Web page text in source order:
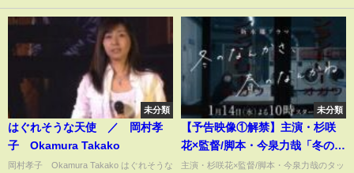
未分類
はぐれそうな天使 ／ 岡村孝
子 Okamura Takako
岡村孝子 Okamura Takako はぐれそうな
未分類
【予告映像①解禁】主演・杉咲
花×監督/脚本・今泉力哉「冬のな
んかさ、春のなんかね」 1月14
主演・杉咲花×監督/脚本・今泉力哉のタッ